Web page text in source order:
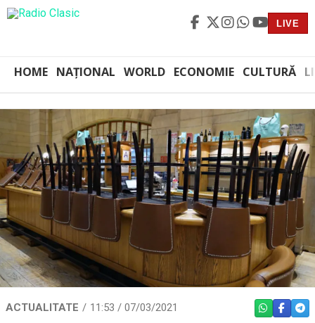
LIVE
HOME NAȚIONAL WORLD ECONOMIE CULTURĂ
ACTUALITATE 11:53 / 07/03/2021 WHATSAPP